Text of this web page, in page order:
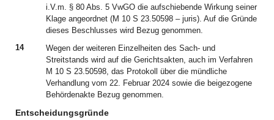
i.V.m. § 80 Abs. 5 VwGO die aufschiebende Wirkung seiner
Klage angeordnet (M 10 S 23.50598 – juris). Auf die Gründe
dieses Beschlusses wird Bezug genommen.
14
Wegen der weiteren Einzelheiten des Sach- und
Streitstands wird auf die Gerichtsakten, auch im Verfahren
M 10 S 23.50598, das Protokoll über die mündliche
Verhandlung vom 22. Februar 2024 sowie die beigezogene
Behördenakte Bezug genommen.
Entscheidungsgründe